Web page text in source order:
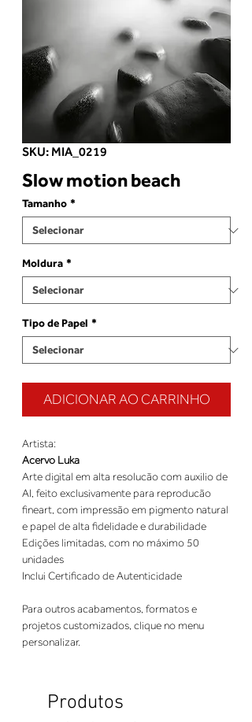
SKU: MIA_0219
Slow motion beach
Tamanho *
Moldura *
Tipo de Papel *
ADICIONAR AO CARRINHO
Artista:
Acervo Luka
Arte digital em alta resolucão com auxilio de
AI, feito exclusivamente para reproducão
fineart, com impressão em pigmento natural
e papel de alta fidelidade e durabilidade
Edições limitadas, com no máximo 50
unidades
Inclui Certificado de Autenticidade
Para outros acabamentos, formatos e
projetos customizados, clique no menu
personalizar.
Produtos